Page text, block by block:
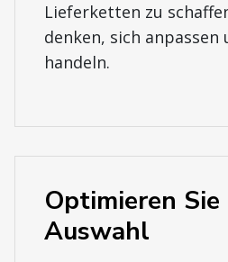
Lieferketten zu
denken, sich anpassen
handeln.
Optimieren Sie
Auswahl